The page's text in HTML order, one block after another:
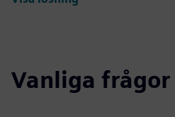
Vanliga frågor